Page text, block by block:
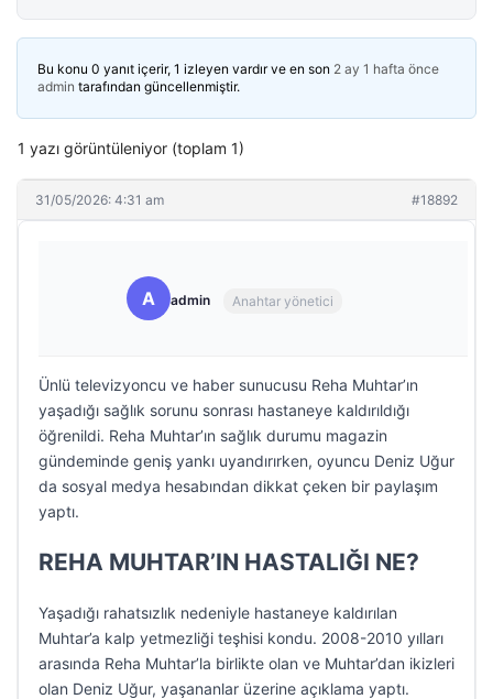
Bu konu 0 yanıt içerir, 1 izleyen vardır ve en son 2 ay 1 hafta önce
admin tarafından güncellenmiştir.
1 yazı görüntüleniyor (toplam 1)
31/05/2026: 4:31 am #18892
A admin Anahtar yönetici
Ünlü televizyoncu ve haber sunucusu Reha Muhtar’ın
yaşadığı sağlık sorunu sonrası hastaneye kaldırıldığı
öğrenildi. Reha Muhtar’ın sağlık durumu magazin
gündeminde geniş yankı uyandırırken, oyuncu Deniz Uğur
da sosyal medya hesabından dikkat çeken bir paylaşım
yaptı.
REHA MUHTAR’IN HASTALIĞI NE?
Yaşadığı rahatsızlık nedeniyle hastaneye kaldırılan
Muhtar’a kalp yetmezliği teşhisi kondu. 2008-2010 yılları
arasında Reha Muhtar’la birlikte olan ve Muhtar’dan ikizleri
olan Deniz Uğur, yaşananlar üzerine açıklama yaptı.